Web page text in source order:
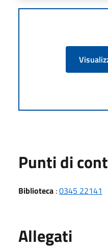
Punti di
Biblioteca :0345 22141
Allegati